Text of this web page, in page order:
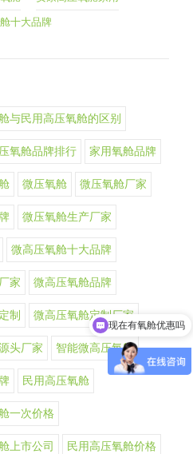
十大品牌
与民用高压氧舱的区别
氧舱品牌排行 家用氧舱品牌
微压氧舱 微压氧舱厂家
微压氧舱生产厂家
微高压氧舱十大品牌
家 微高压氧舱品牌
制 微高压氧舱定制厂家
头厂家 智能微高压氧舱
民用高压氧舱
一次价格
上市公司 民用高压氧舱价格
可以介绍下你们的氧舱产品么